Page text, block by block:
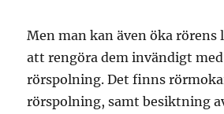
Men man kan även öka rörens
att rengöra dem invändigt med
rörspolning. Det finns
rörspolning, samt besiktning